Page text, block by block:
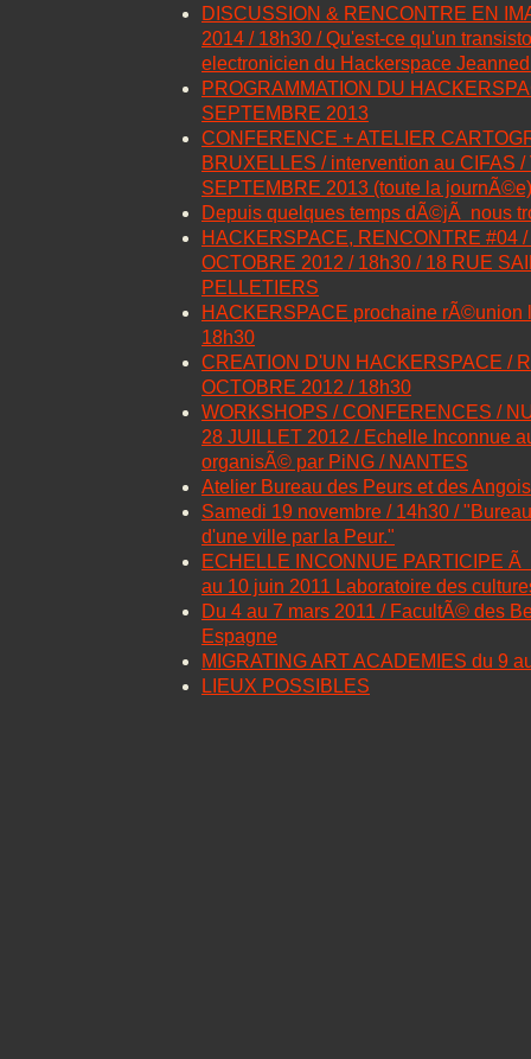
DISCUSSION & RENCONTRE EN
2014 / 18h30 / Qu'est-ce qu'un
electronicien du Hackerspace
PROGRAMMATION DU
SEPTEMBRE 2013
CONFERENCE + ATELIER
BRUXELLES / intervention au CIFAS
SEPTEMBRE 2013 (toute la journÃ©e)
Depuis quelques temps dÃ©jÃ nous
HACKERSPACE, RENCONTRE #04
OCTOBRE 2012 / 18h30 / 18 RUE
PELLETIERS
HACKERSPACE prochaine rÃ©union
18h30
CREATION D'UN HACKERSPACE /
OCTOBRE 2012 / 18h30
WORKSHOPS / CONFERENCES /
28 JUILLET 2012 / Echelle Inconnue
organisÃ© par PiNG / NANTES
Atelier Bureau des Peurs et des
Samedi 19 novembre / 14h30 /
d'une ville par la Peur."
ECHELLE INCONNUE PARTICIPE
au 10 juin 2011 Laboratoire des
Du 4 au 7 mars 2011 / FacultÃ© des
Espagne
MIGRATING ART ACADEMIES du 9
LIEUX POSSIBLES